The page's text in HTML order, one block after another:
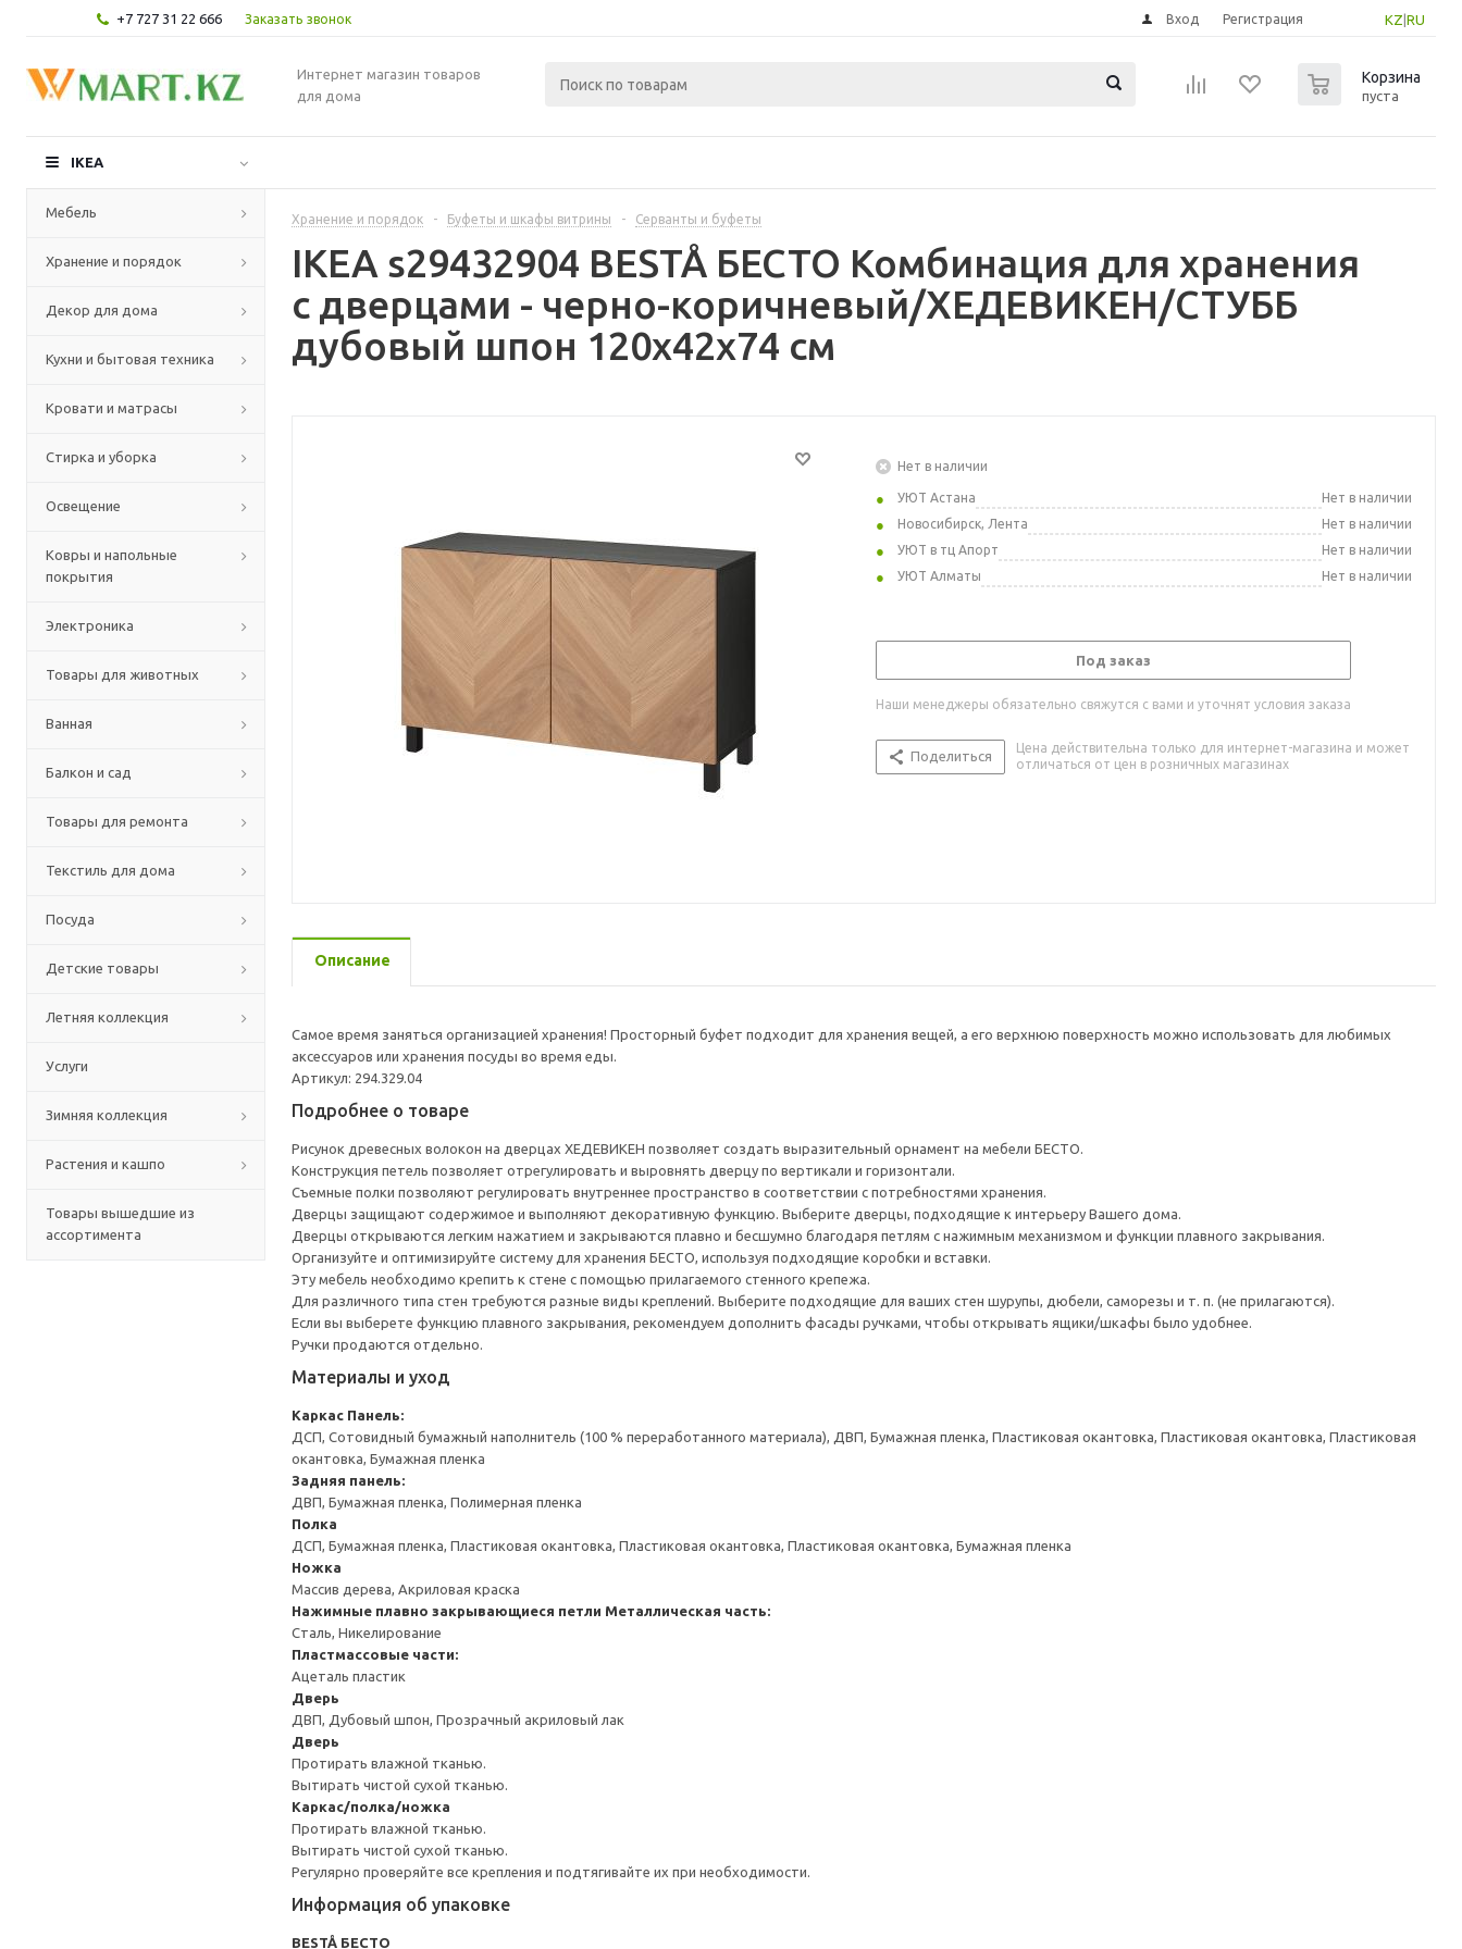
+7 727 31 22 666 Заказать звонок KZ RU
Вход Регистрация
Интернет магазин товаров
для дома
Корзина
пуста
IKEA
Мебель
Хранение и порядок
Декор для дома
Кухни и бытовая техника
Кровати и матрасы
Стирка и уборка
Освещение
Ковры и напольные
покрытия
Электроника
Товары для животных
Ванная
Балкон и сад
Товары для ремонта
Текстиль для дома
Посуда
Детские товары
Летняя коллекция
Услуги
Зимняя коллекция
Растения и кашпо
Товары вышедшие из
ассортимента
Хранение и порядок - Буфеты и шкафы витрины - Серванты и буфеты
IKEA s29432904 BESTÅ БЕСТО Комбинация для хранения
с дверцами - черно-коричневый/ХЕДЕВИКЕН/СТУББ
дубовый шпон 120x42x74 см
Нет в наличии
УЮТ Астана
Нет в наличии
Новосибирск, Лента
Нет в наличии
УЮТ в тц Апорт
Нет в наличии
УЮТ Алматы
Нет в наличии
Под заказ
Наши менеджеры обязательно свяжутся с вами и уточнят условия заказа
Поделиться
Цена действительна только для интернет-магазина и может
отличаться от цен в розничных магазинах
Описание
Самое время заняться организацией хранения! Просторный буфет подходит для хранения вещей, а его верхнюю поверхность можно использовать для любимых
аксессуаров или хранения посуды во время еды.
Артикул: 294.329.04
Подробнее о товаре
Рисунок древесных волокон на дверцах ХЕДЕВИКЕН позволяет создать выразительный орнамент на мебели БЕСТО.
Конструкция петель позволяет отрегулировать и выровнять дверцу по вертикали и горизонтали.
Съемные полки позволяют регулировать внутреннее пространство в соответствии с потребностями хранения.
Дверцы защищают содержимое и выполняют декоративную функцию. Выберите дверцы, подходящие к интерьеру Вашего дома.
Дверцы открываются легким нажатием и закрываются плавно и бесшумно благодаря петлям с нажимным механизмом и функции плавного закрывания.
Организуйте и оптимизируйте систему для хранения БЕСТО, используя подходящие коробки и вставки.
Эту мебель необходимо крепить к стене с помощью прилагаемого стенного крепежа.
Для различного типа стен требуются разные виды креплений. Выберите подходящие для ваших стен шурупы, дюбели, саморезы и т. п. (не прилагаются).
Если вы выберете функцию плавного закрывания, рекомендуем дополнить фасады ручками, чтобы открывать ящики/шкафы было удобнее.
Ручки продаются отдельно.
Материалы и уход
Каркас Панель:
ДСП, Сотовидный бумажный наполнитель (100 % переработанного материала), ДВП, Бумажная пленка, Пластиковая окантовка, Пластиковая окантовка, Пластиковая
окантовка, Бумажная пленка
Задняя панель:
ДВП, Бумажная пленка, Полимерная пленка
Полка
ДСП, Бумажная пленка, Пластиковая окантовка, Пластиковая окантовка, Пластиковая окантовка, Бумажная пленка
Ножка
Массив дерева, Акриловая краска
Нажимные плавно закрывающиеся петли Металлическая часть:
Сталь, Никелирование
Пластмассовые части:
Ацеталь пластик
Дверь
ДВП, Дубовый шпон, Прозрачный акриловый лак
Дверь
Протирать влажной тканью.
Вытирать чистой сухой тканью.
Каркас/полка/ножка
Протирать влажной тканью.
Вытирать чистой сухой тканью.
Регулярно проверяйте все крепления и подтягивайте их при необходимости.
Информация об упаковке
BESTÅ БЕСТО